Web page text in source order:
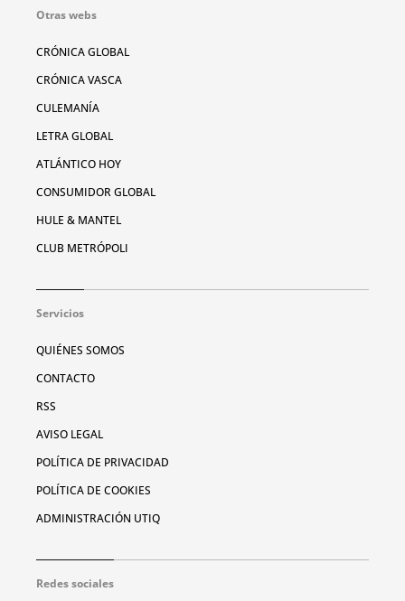
Otras webs
CRÓNICA GLOBAL
CRÓNICA VASCA
CULEMANÍA
LETRA GLOBAL
ATLÁNTICO HOY
CONSUMIDOR GLOBAL
HULE & MANTEL
CLUB METRÓPOLI
Servicios
QUIÉNES SOMOS
CONTACTO
RSS
AVISO LEGAL
POLÍTICA DE PRIVACIDAD
POLÍTICA DE COOKIES
ADMINISTRACIÓN UTIQ
Redes sociales